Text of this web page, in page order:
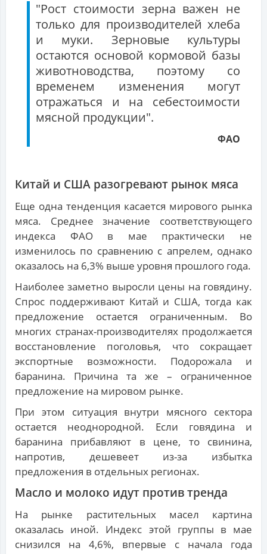
"Рост стоимости зерна важен не
только для производителей хлеба
и муки. Зерновые культуры
остаются основой кормовой базы
животноводства, поэтому со
временем изменения могут
отражаться и на себестоимости
мясной продукции".
ФАО
Китай и США разогревают рынок мяса
Еще одна тенденция касается мирового рынка
мяса. Среднее значение соответствующего
индекса ФАО в мае практически не
изменилось по сравнению с апрелем, однако
оказалось на 6,3% выше уровня прошлого года.
Наиболее заметно выросли цены на говядину.
Спрос поддерживают Китай и США, тогда как
предложение остается ограниченным. Во
многих странах-производителях продолжается
восстановление поголовья, что сокращает
экспортные возможности. Подорожала и
баранина. Причина та же – ограниченное
предложение на мировом рынке.
При этом ситуация внутри мясного сектора
остается неоднородной. Если говядина и
баранина прибавляют в цене, то свинина,
напротив, дешевеет из-за избытка
предложения в отдельных регионах.
Масло и молоко идут против тренда
На рынке растительных масел картина
оказалась иной. Индекс этой группы в мае
снизился на 4,6%, впервые с начала года